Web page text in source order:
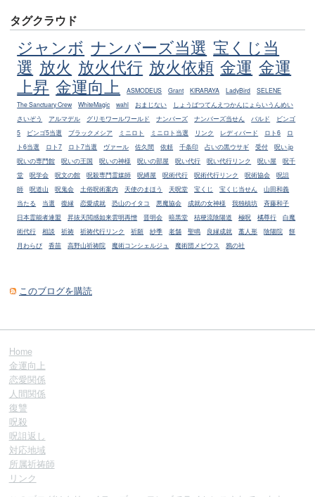
タグクラウド
ジャンボ ナンバーズ当選 宝くじ当
選 放火 放火代行 放火依頼 金運 金運
上昇 金運向上 ASMODEUS Grant KIRARAYA LadyBird
SELENE
The Sanctuary Crew
WhiteMagic wahl おまじない
しょうばつてんえつかんにょらいうんめい
さいぞう
アルマデル グリモワールワールド ナンバーズ ナンバーズ当せん バルド
ビンゴ
5
ビンゴ5当選 ブラックメシア ミニロト ミニロト当選 リンク レディバード ロト6
ロ
ト6当選
ロト7 ロト7当選 ヴァール 佐久間 依頼 千条印 占いの黒ウサギ 受付
呪い.jp
呪いの専門館
呪いの王国 呪いの神様 呪いの部屋 呪い代行 呪い代行リンク 呪い屋
呪千
堂
呪学会 呪文の館 呪殺専門霊媒師 呪縛屋 呪術代行 呪術代行リンク 呪術協会
呪詛
師
呪道山 呪鬼会 土俗呪術案内 天使のまほう 天呪堂 宝くじ 宝くじ当せん
山田和義
当たる
当選 復縁 恋愛成就 恐山のイタコ 悪魔協会 成就の女神様 我独槙坊
斉藤和子
日本霊能者連盟
昇抜天閲感如来雲明再憎 晋明会 暗黒堂 桔梗流陰陽道 極呪 橘尊行
白魔
術代行
相談 祈祷 祈祷代行リンク 祈願 紗季 老舗 聖鳴 良縁成就 藁人形 陰陽院
餅
月わらび
香苗 高野山祈祷院 魔術コンシェルジュ 魔術団メビウス 鴉の社
このブログを購読
Home
金運向上
恋愛関係
人間関係
復讐
呪殺
呪詛返し
対応地域
所属祈祷師
リンク